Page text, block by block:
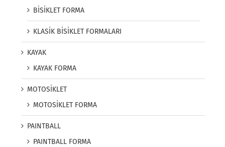
BİSİKLET FORMA
KLASİK BİSİKLET FORMALARI
KAYAK
KAYAK FORMA
MOTOSİKLET
MOTOSİKLET FORMA
PAINTBALL
PAINTBALL FORMA